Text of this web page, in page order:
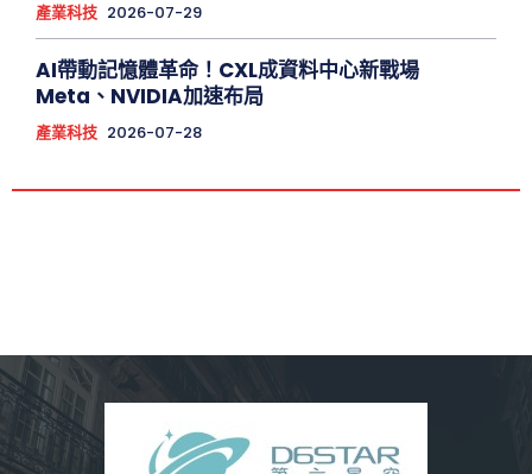
產業科技 2026-07-29
AI帶動記憶體革命！CXL成資料中心新戰場
Meta、NVIDIA加速布局
產業科技 2026-07-28